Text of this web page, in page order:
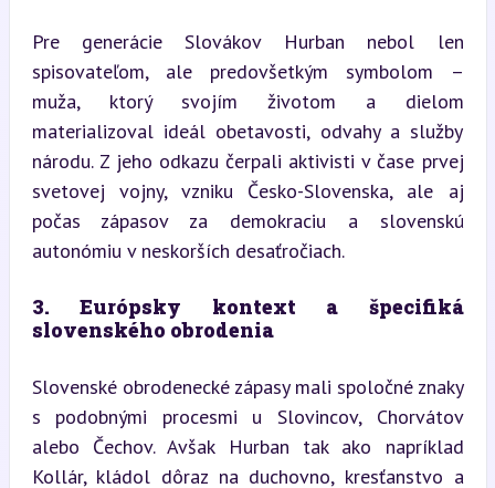
Pre generácie Slovákov Hurban nebol len
spisovateľom, ale predovšetkým symbolom –
muža, ktorý svojím životom a dielom
materializoval ideál obetavosti, odvahy a služby
národu. Z jeho odkazu čerpali aktivisti v čase prvej
svetovej vojny, vzniku Česko-Slovenska, ale aj
počas zápasov za demokraciu a slovenskú
autonómiu v neskorších desaťročiach.
3. Európsky kontext a špecifiká
slovenského obrodenia
Slovenské obrodenecké zápasy mali spoločné znaky
s podobnými procesmi u Slovincov, Chorvátov
alebo Čechov. Avšak Hurban tak ako napríklad
Kollár, kládol dôraz na duchovno, kresťanstvo a